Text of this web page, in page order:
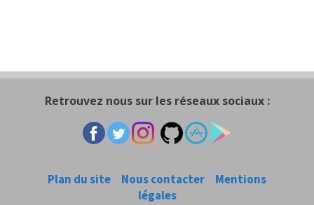
Retrouvez nous sur les réseaux sociaux :
Plan du site Nous contacter
Mentions
légales